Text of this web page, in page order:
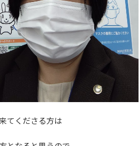
てくださる方は